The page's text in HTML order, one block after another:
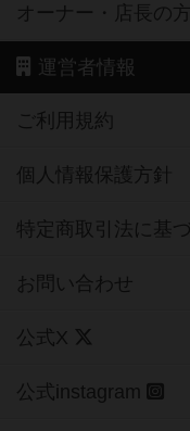
オーナー・店長の
運営者情報
ご利用規約
個人情報保護方針
特定商取引法に基
お問い合わせ
公式X
公式instagram